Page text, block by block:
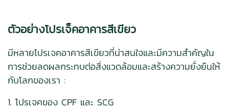
ตัวอย่างโปรเจ็คอาคารสีเขียว
มีหลายโปรเจคอาคารสีเขียวที่น่าสนใจและมีความสำคัญใน
การช่วยลดผลกระทบต่อสิ่งแวดล้อมและสร้างความยั่งยืนให้
กับโลกของเรา :
1. โปรเจคของ CPF และ SCG